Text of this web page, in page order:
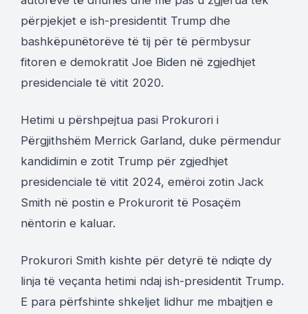
përpjekjet e ish-presidentit Trump dhe
bashkëpunëtorëve të tij për të përmbysur
fitoren e demokratit Joe Biden në zgjedhjet
presidenciale të vitit 2020.
Hetimi u përshpejtua pasi Prokurori i
Përgjithshëm Merrick Garland, duke përmendur
kandidimin e zotit Trump për zgjedhjet
presidenciale të vitit 2024, emëroi zotin Jack
Smith në postin e Prokurorit të Posaçëm
nëntorin e kaluar.
Prokurori Smith kishte për detyrë të ndiqte dy
linja të veçanta hetimi ndaj ish-presidentit Trump.
E para përfshinte shkeljet lidhur me mbajtjen e